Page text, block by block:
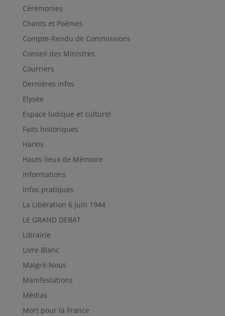
Cérémonies
Chants et Poèmes
Compte-Rendu de Commissions
Conseil des Ministres
Courriers
Dernières infos
Elysée
Espace ludique et culturel
Faits historiques
Harkis
Hauts lieux de Mémoire
Informations
Infos pratiques
La Libération 6 juin 1944
LE GRAND DEBAT
Librairie
Livre Blanc
Malgré-Nous
Manifestations
Médias
Mort pour la France